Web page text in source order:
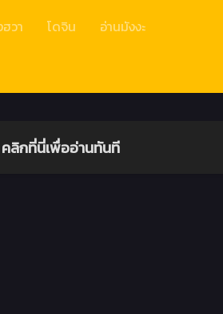
วา โดจิน อ่านมังงะ
คลิกที่นี่เพื่ออ่านทันที